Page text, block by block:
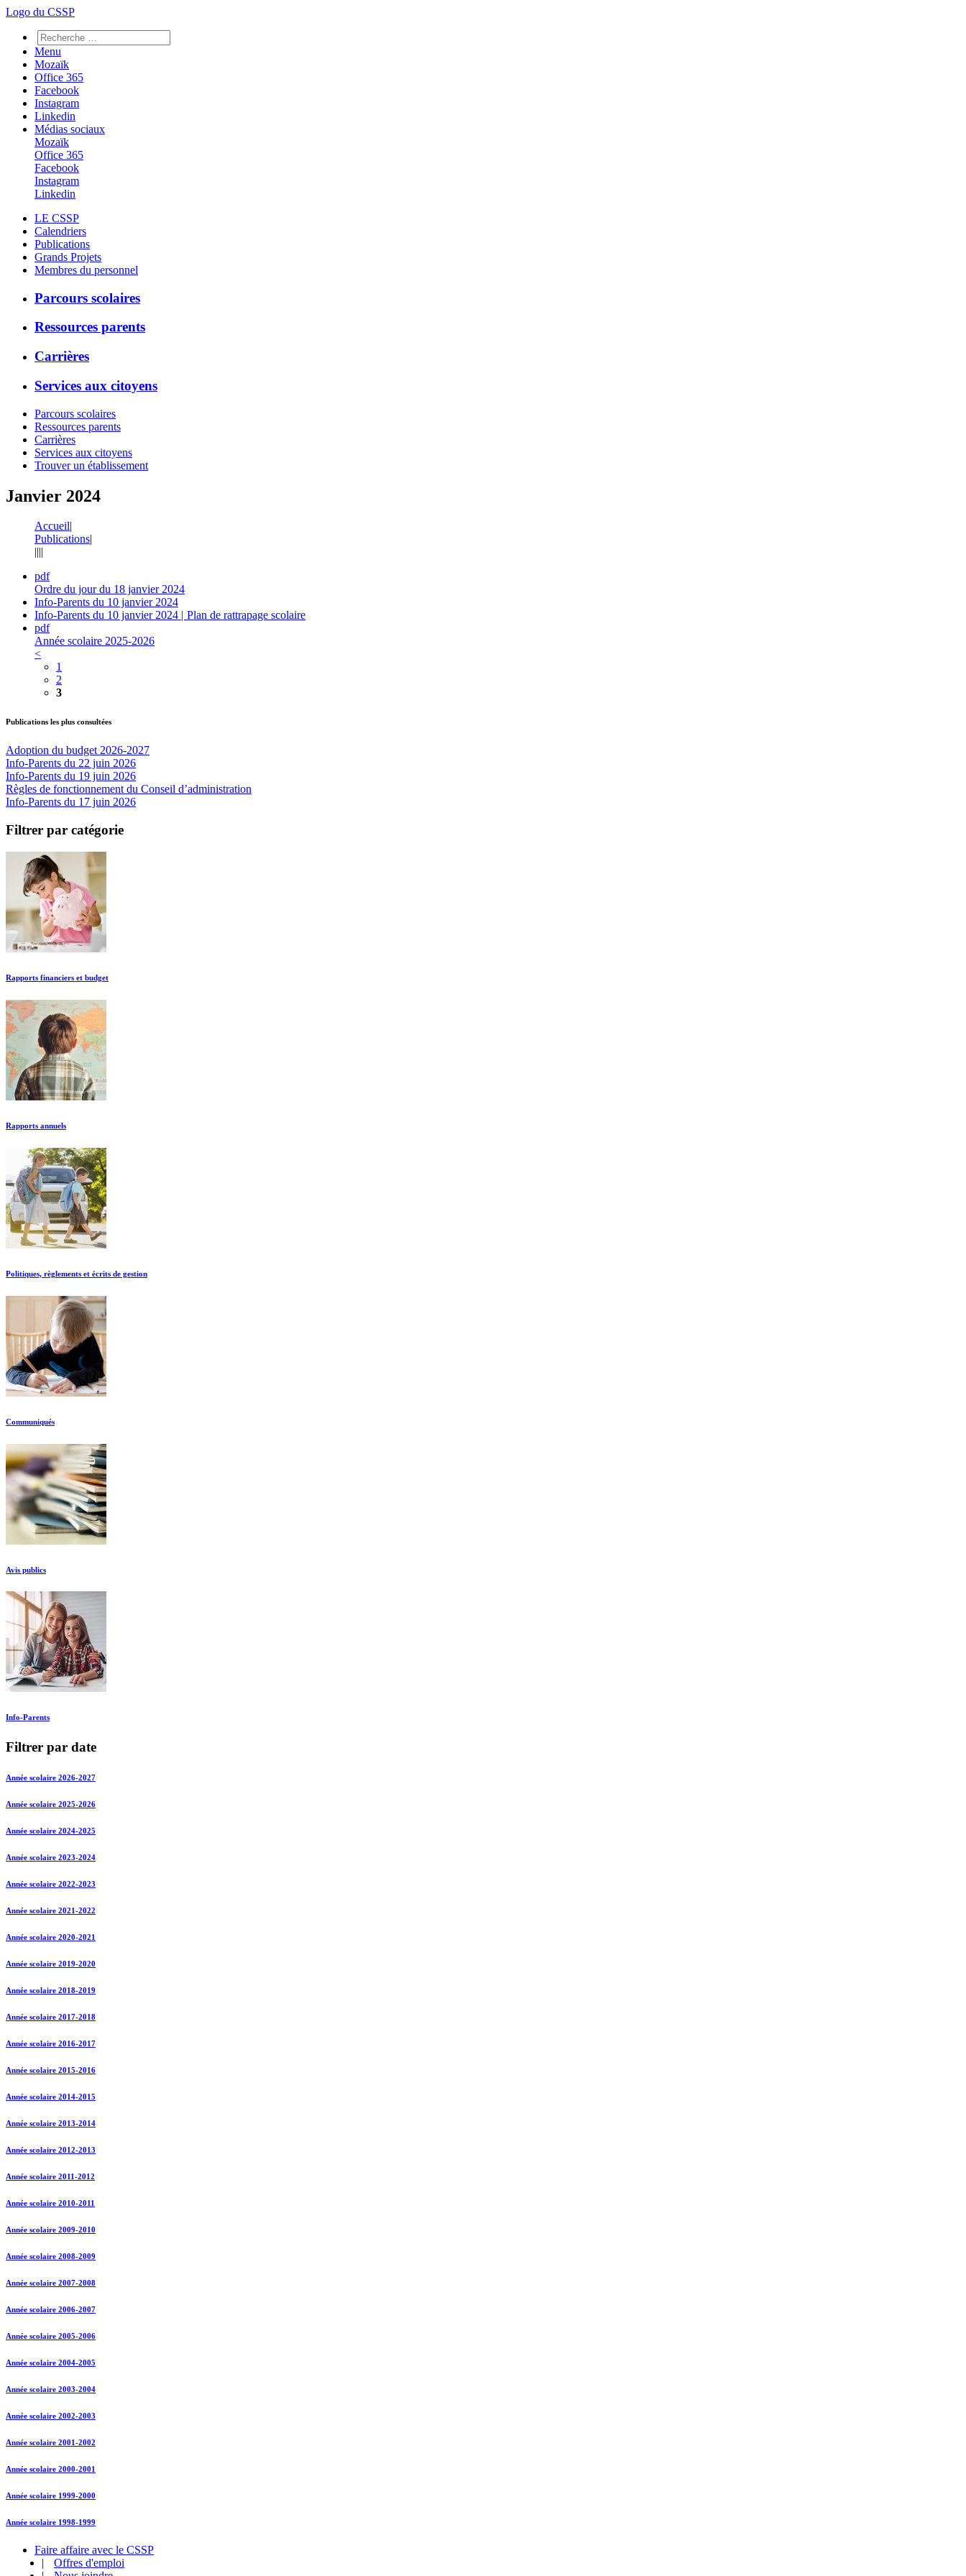
Logo du CSSP
Menu
Mozaïk
Office 365
Facebook
Instagram
Linkedin
Médias sociaux
Mozaïk
Office 365
Facebook
Instagram
Linkedin
LE CSSP
Calendriers
Publications
Grands Projets
Membres du personnel
Parcours scolaires
Ressources parents
Carrières
Services aux citoyens
Parcours scolaires
Ressources parents
Carrières
Services aux citoyens
Trouver un établissement
Janvier 2024
Accueil|
Publications|
||||
pdf
Ordre du jour du 18 janvier 2024
Info-Parents du 10 janvier 2024
Info-Parents du 10 janvier 2024 | Plan de rattrapage scolaire
pdf
Année scolaire 2025-2026
<
1
2
3
Publications les plus consultées
Adoption du budget 2026-2027
Info-Parents du 22 juin 2026
Info-Parents du 19 juin 2026
Règles de fonctionnement du Conseil d’administration
Info-Parents du 17 juin 2026
Filtrer par catégorie
Rapports financiers et budget
Rapports annuels
Politiques, règlements et écrits de gestion
Communiqués
Avis publics
Info-Parents
Filtrer par date
Année scolaire 2026-2027
Année scolaire 2025-2026
Année scolaire 2024-2025
Année scolaire 2023-2024
Année scolaire 2022-2023
Année scolaire 2021-2022
Année scolaire 2020-2021
Année scolaire 2019-2020
Année scolaire 2018-2019
Année scolaire 2017-2018
Année scolaire 2016-2017
Année scolaire 2015-2016
Année scolaire 2014-2015
Année scolaire 2013-2014
Année scolaire 2012-2013
Année scolaire 2011-2012
Année scolaire 2010-2011
Année scolaire 2009-2010
Année scolaire 2008-2009
Année scolaire 2007-2008
Année scolaire 2006-2007
Année scolaire 2005-2006
Année scolaire 2004-2005
Année scolaire 2003-2004
Année scolaire 2002-2003
Année scolaire 2001-2002
Année scolaire 2000-2001
Année scolaire 1999-2000
Année scolaire 1998-1999
Faire affaire avec le CSSP
Offres d'emploi